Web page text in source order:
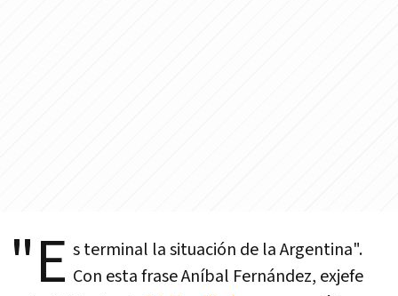
"E s terminal la situación de la Argentina".
Con esta frase Aní­bal Fernández, exjefe